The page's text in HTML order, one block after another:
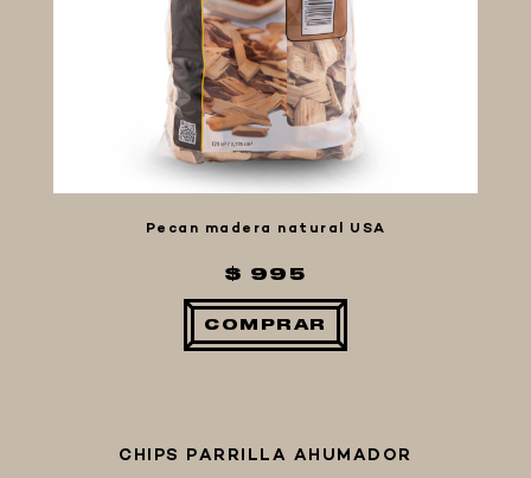
Pecan madera natural USA
$ 995
COMPRAR
CHIPS PARRILLA AHUMADOR